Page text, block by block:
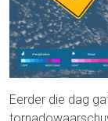
Eerder die dag